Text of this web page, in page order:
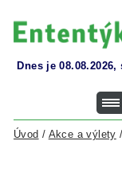
Dnes je 08.08.2026,
Úvod / Akce a výlety /